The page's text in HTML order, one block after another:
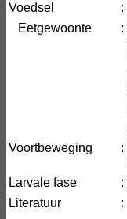
Voedsel :
Eetgewoonte :
Voortbeweging :
Larvale fase :
Literatuur
: